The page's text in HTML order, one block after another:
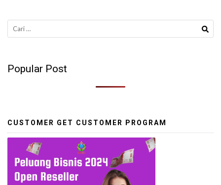
Cari
untuk:
Popular Post
CUSTOMER GET CUSTOMER PROGRAM